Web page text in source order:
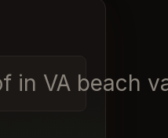
VA beach